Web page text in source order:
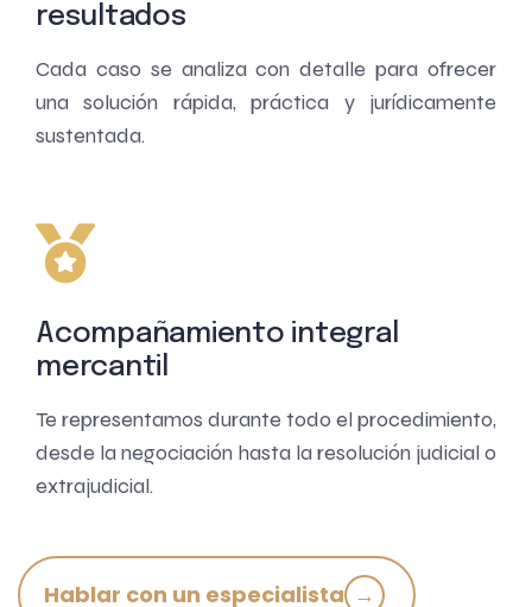
resultados
Cada caso se analiza con detalle para ofrecer
una solución rápida, práctica y jurídicamente
sustentada.
Acompañamiento integral
mercantil
Te representamos durante todo el procedimiento,
desde la negociación hasta la resolución judicial o
extrajudicial.
Hablar con un especialista →